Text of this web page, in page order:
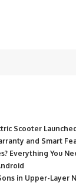
Scooter
and Smart
Everything You
in Upper-Layer